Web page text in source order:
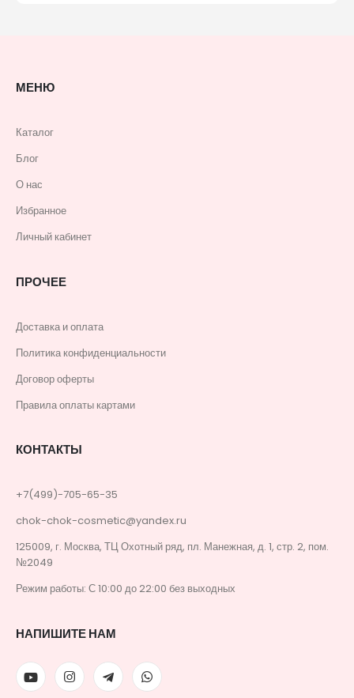
МЕНЮ
Каталог
Блог
О нас
Избранное
Личный кабинет
ПРОЧЕЕ
Доставка и оплата
Политика конфиденциальности
Договор оферты
Правила оплаты картами
КОНТАКТЫ
+7(499)-705-65-35
chok-chok-cosmetic@yandex.ru
125009, г. Москва, ТЦ Охотный ряд, пл. Манежная, д. 1, стр. 2, пом.
№2049
Режим работы: С 10:00 до 22:00 без выходных
НАПИШИТЕ НАМ